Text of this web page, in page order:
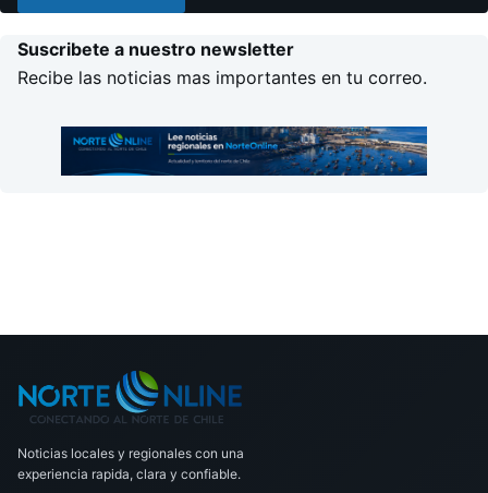
Suscribete a nuestro newsletter
Recibe las noticias mas importantes en tu correo.
Noticias locales y regionales con una
experiencia rapida, clara y confiable.